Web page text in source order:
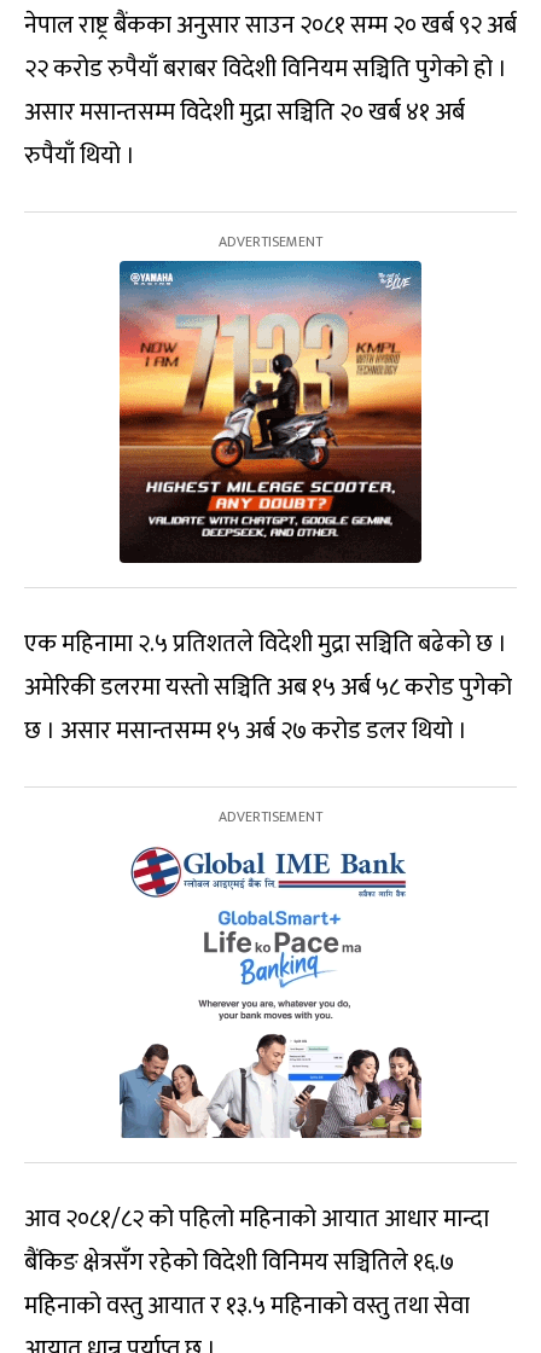
नेपाल राष्ट्र बैंकका अनुसार साउन २०८१ सम्म २० खर्ब ९२ अर्ब
२२ करोड रुपैयाँ बराबर विदेशी विनियम सञ्चिति पुगेको हो ।
असार मसान्तसम्म विदेशी मुद्रा सञ्चिति २० खर्ब ४१ अर्ब
रुपैयाँ थियो ।
एक महिनामा २.५ प्रतिशतले विदेशी मुद्रा सञ्चिति बढेको छ ।
अमेरिकी डलरमा यस्तो सञ्चिति अब १५ अर्ब ५८ करोड पुगेको
छ । असार मसान्तसम्म १५ अर्ब २७ करोड डलर थियो ।
आव २०८१/८२ को पहिलो महिनाको आयात आधार मान्दा
बैंकिङ क्षेत्रसँग रहेको विदेशी विनिमय सञ्चितिले १६.७
महिनाको वस्तु आयात र १३.५ महिनाको वस्तु तथा सेवा